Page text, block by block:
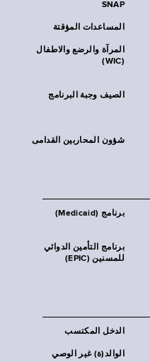
SNAP
المساعدات المؤقتة
المرآة والرضع والاطفال
(WIC)
الصيف وجبة البرنامج
شؤون المحاربين القدامى
برنامج (Medicaid)
برنامج التأمين الدوائي
للمسنين (EPIC)
الدخل المكتسب
الوالد(ة) غير الوصي